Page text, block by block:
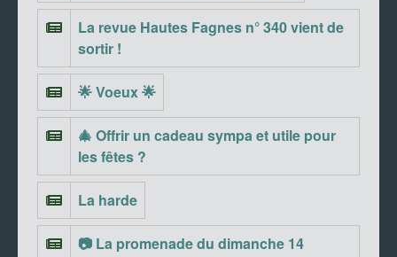
La revue Hautes Fagnes n° 340 vient de
sortir !
🌟 Voeux 🌟
🎄 Offrir un cadeau sympa et utile pour
les fêtes ?
La harde
📷 La promenade du dimanche 14